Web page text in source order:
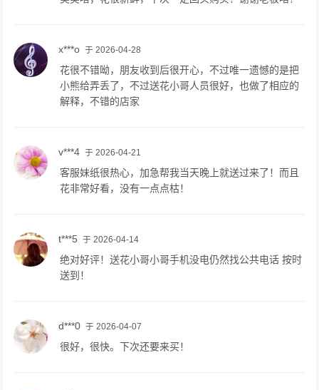
x***o 于 2026-04-28
花很不错呦，朋友收到后很开心，不过唯一遗憾的是把
小熊给弄丢了，不过送花小哥人员很好，也做了相应的
解释，不错的店家
v***4 于 2026-04-21
客服妹纸很热心，加急帮我当天晚上就送过来了！而且
花非常好看，没有一点点枯！
t***5 于 2026-04-14
绝对好评！送花小哥小哥手机没电仍然找公共电话 按时
送到！
d***0 于 2026-04-07
很好，很快。下次还要来买！